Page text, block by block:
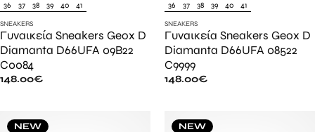
36 37 38 39 40 41
SNEAKERS
Γυναικεία Sneakers Geox D
Diamanta D66UFA 09B22
C0084
148.00€
36 37 38 39 40 41
SNEAKERS
Γυναικεία Sneakers Geox D
Diamanta D66UFA 08522
C9999
148.00€
NEW NEW